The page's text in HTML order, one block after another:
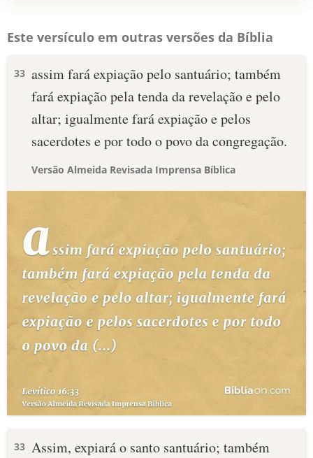
Este versículo em outras versões da Bíblia
33 assim fará expiação pelo santuário; também
fará expiação pela tenda da revelação e pelo
altar; igualmente fará expiação e pelos
sacerdotes e por todo o povo da congregação.
Versão Almeida Revisada Imprensa Bíblica
33 Assim, expiará o santo santuário; também